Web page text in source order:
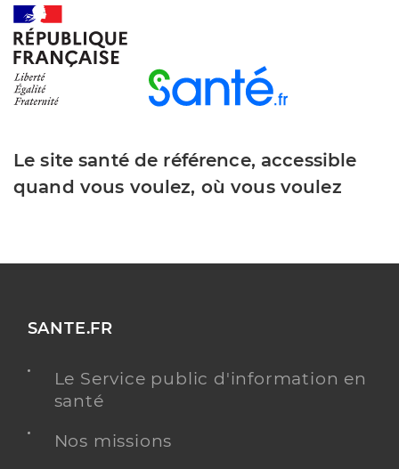
Le site santé de référence, accessible
quand vous voulez, où vous voulez
SANTE.FR
Le Service public d'information en
santé
Nos missions